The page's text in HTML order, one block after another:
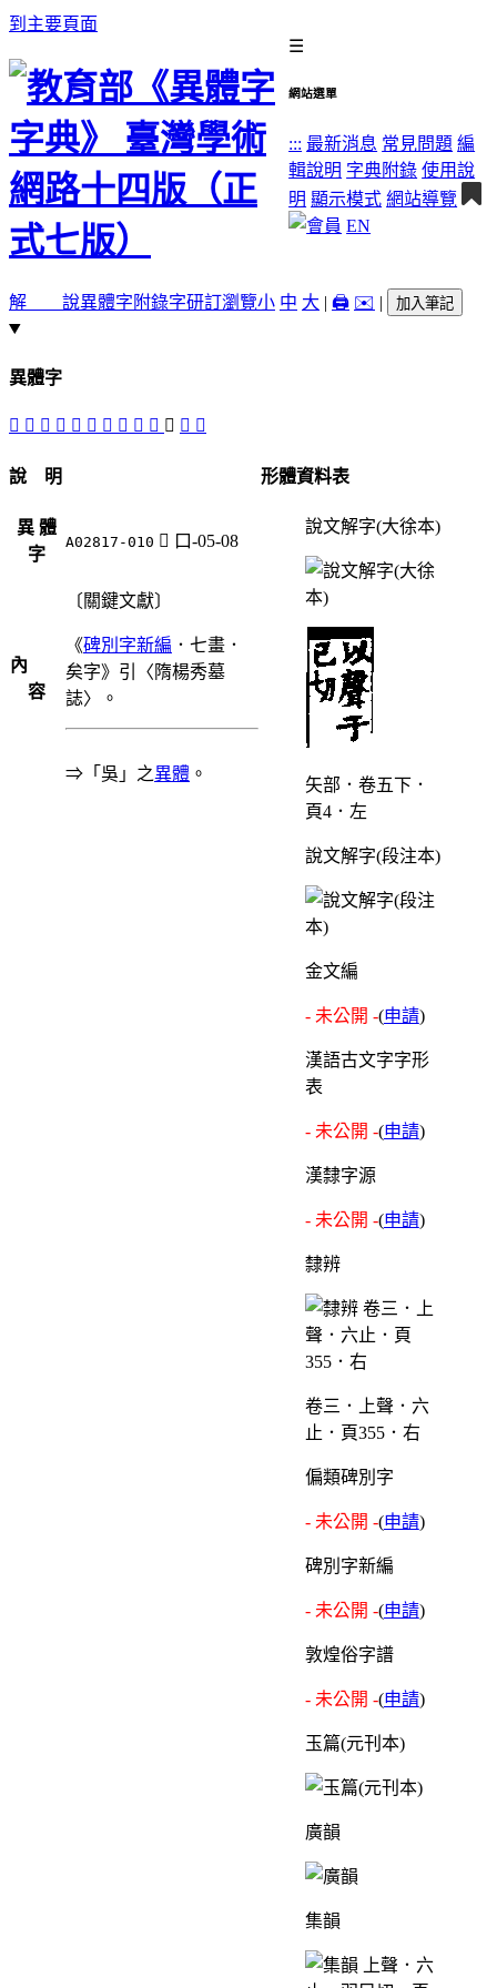
到主要頁面
☰
網站選單
::: 最新消息 常見問題 編
輯說明 字典附錄 使用說
明 顯示模式 網站導覽
EN
解 說異體字 附錄字研訂瀏覽小 中 大 | 🖨️ ✉️ | 加入筆記
異體字
󳿃 𠤘 󳿄 󳾾 󳿅 󳿂 󳾿 󳿁 󳿀 󳿆 󰭖 𡗞 𢦕
說 明
異 體
字
A02817-010 󰭖 口-05-08
內
容
〔關鍵文獻〕
《碑別字新編 ．七畫．
矣字》引〈隋楊秀墓
誌〉。
⇒「吳」之異體 。
形體資料表
說文解字(大徐本)
矢部．卷五下．
頁4．左
說文解字(段注本)
金文編
- 未公開 -(申請)
漢語古文字字形
表
- 未公開 -(申請)
漢隸字源
- 未公開 -(申請)
隸辨
卷三．上聲．六
止．頁355．右
偏類碑別字
- 未公開 -(申請)
碑別字新編
- 未公開 -(申請)
敦煌俗字譜
- 未公開 -(申請)
玉篇(元刊本)
廣韻
集韻